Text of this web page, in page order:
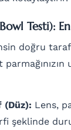
Testi):
doğru
(Düz): Lens,
şeklinde